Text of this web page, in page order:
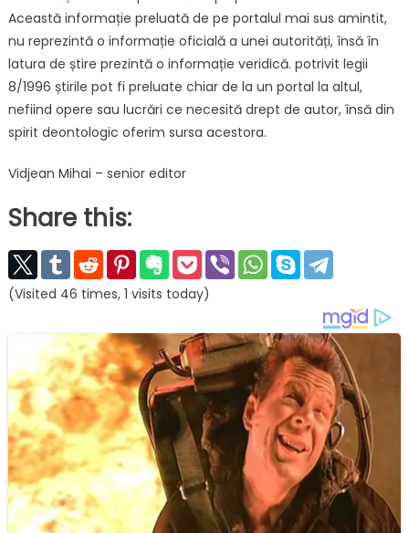
Această informație preluată de pe portalul mai sus amintit,
nu reprezintă o informație oficială a unei autorități, însă în
latura de știre prezintă o informație veridică. potrivit legii
8/1996 știrile pot fi preluate chiar de la un portal la altul,
nefiind opere sau lucrări ce necesită drept de autor, însă din
spirit deontologic oferim sursa acestora.
Vidjean Mihai – senior editor
Share this:
(Visited 46 times, 1 visits today)